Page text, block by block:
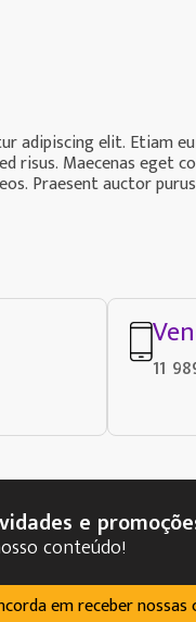
adipiscing elit. Etiam
risus. Maecenas
Praesent auctor
11
e
conteúdo!
em receber